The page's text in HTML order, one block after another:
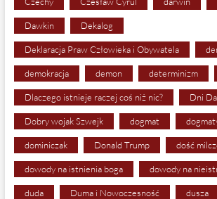
Dawkin Dekalog
Deklaracja Praw Człowieka i Obywatela
demokracja demon determinizm
Dlaczego istnieje raczej coś niż nic? Dni
Dobry wojak Szwejk dogmat
dominiczak Donald Trump dość
dowody na istnienia boga dowody na
duda Duma i Nowoczesność dusza